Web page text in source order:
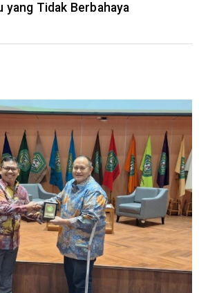
yang Tidak Berbahaya